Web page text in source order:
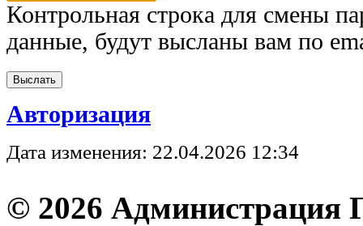
Контрольная строка для смены
данные, будут высланы вам по
Авторизация
Дата изменения: 22.04.2026 12:34
© 2026 Администрация